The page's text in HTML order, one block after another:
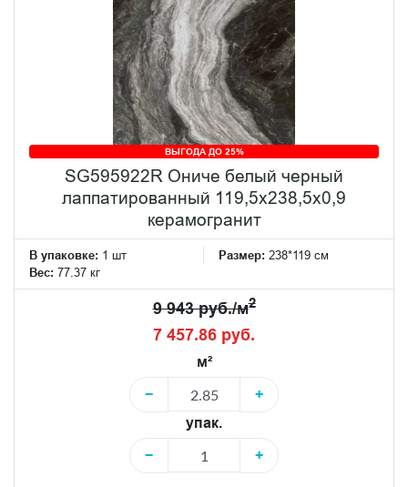
ВЫГОДА ДО 25%
SG595922R Ониче белый черный
лаппатированный 119,5x238,5x0,9
керамогранит
В упаковке: 1 шт Размер: 238*119 см
Вес: 77.37 кг
9 943 руб./м2
7 457.86 руб.
м²
−
+
упак.
−
+